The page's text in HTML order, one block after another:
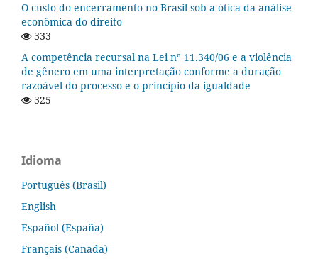
O custo do encerramento no Brasil sob a ótica da análise
econômica do direito
333
A competência recursal na Lei nº 11.340/06 e a violência
de gênero em uma interpretação conforme a duração
razoável do processo e o princípio da igualdade
325
Idioma
Português (Brasil)
English
Español (España)
Français (Canada)